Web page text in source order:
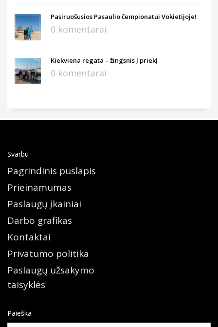
Pasiruošusios Pasaulio čempionatui Vokietijoje!
0 komentarai
Kiekviena regata – žingsnis į priekį
0 komentarai
Svarbu
Pagrindinis puslapis
Prieinamumas
Paslaugų įkainiai
Darbo grafikas
Kontaktai
Privatumo politika
Paslaugų užsakymo
taisyklės
Paieška